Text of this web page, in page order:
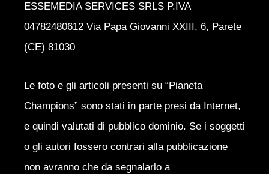
ESSEMEDIA SERVICES SRLS P.IVA
04782480612 Via Papa Giovanni XXIII, 6, Parete
(CE) 81030
Le foto e gli articoli presenti su “Pianeta
Champions” sono stati in parte presi da Internet,
e quindi valutati di pubblico dominio. Se i soggetti
o gli autori fossero contrari alla pubblicazione
non avranno che da segnalarlo a